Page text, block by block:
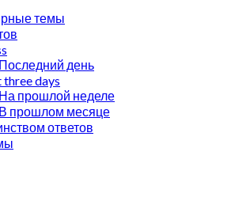
темы
день
days
прошлой неделе
прошлом месяце
ответов